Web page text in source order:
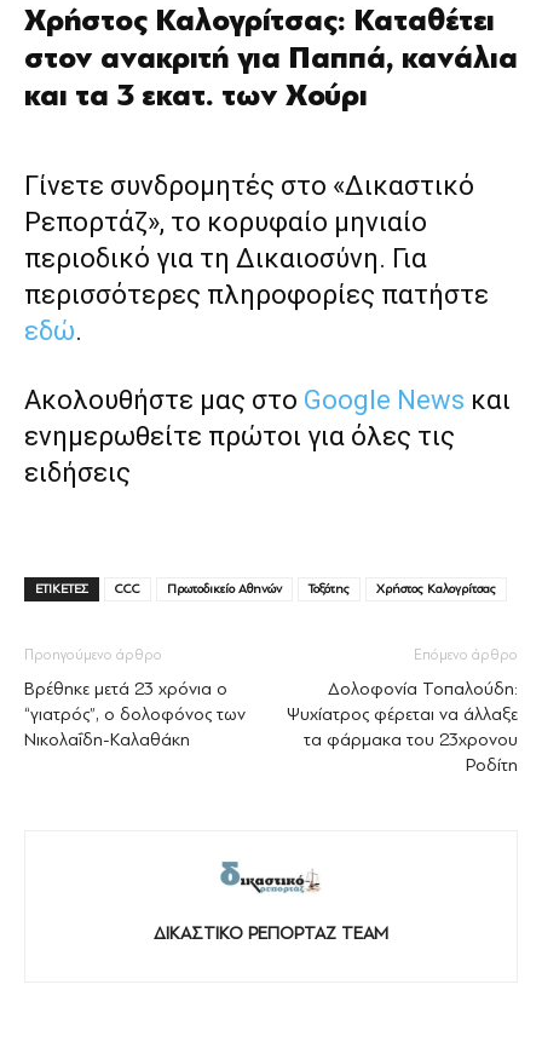
Χρήστος Καλογρίτσας: Καταθέτει
στον ανακριτή για Παππά, κανάλια
και τα 3 εκατ. των Χούρι
Γίνετε συνδρομητές στο «Δικαστικό
Ρεπορτάζ», το κορυφαίο μηνιαίο
περιοδικό για τη Δικαιοσύνη. Για
περισσότερες πληροφορίες πατήστε
εδώ.
Ακολουθήστε μας στο Google News και
ενημερωθείτε πρώτοι για όλες τις
ειδήσεις
ΕΤΙΚΕΤΕΣ CCC Πρωτοδικείο Αθηνών Τοξότης Χρήστος Καλογρίτσας
Προηγούμενο άρθρο
Βρέθηκε μετά 23 χρόνια ο
“γιατρός”, ο δολοφόνος των
Νικολαΐδη-Καλαθάκη
Επόμενο άρθρο
Δολοφονία Τοπαλούδη:
Ψυχίατρος φέρεται να άλλαξε
τα φάρμακα του 23χρονου
Ροδίτη
ΔΙΚΑΣΤΙΚΟ ΡΕΠΟΡΤΑΖ TEAM